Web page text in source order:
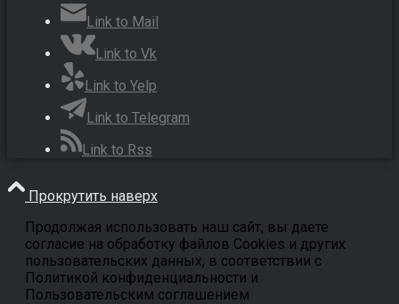
Link to Mail
Link to Vk
Link to Yelp
Link to Telegram
Link to Rss
Прокрутить наверх
Продолжая использовать наш сайт, вы даете
согласие на обработку файлов Cookies и других
пользовательских данных, в соответствии с
Политикой конфиденциальности и
Пользовательским соглашением